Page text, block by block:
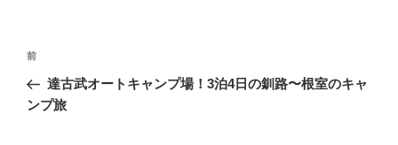
投
ナ
前
の
投
前
達古武オートキャンプ場！3泊4日の釧路〜根室のキャ
ンプ旅